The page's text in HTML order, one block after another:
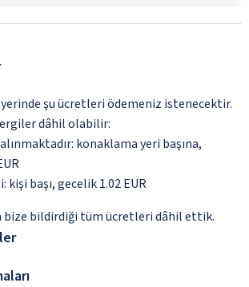
şu ücretleri ödemeniz istenecektir.
dâhil olabilir:
konaklama yeri başına,
kişi başı, gecelik 1.02 EUR
bize bildirdiği tüm ücretleri dâhil ettik.